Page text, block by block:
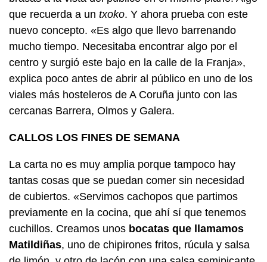
que recuerda a un txoko. Y ahora prueba con este
nuevo concepto. «Es algo que llevo barrenando
mucho tiempo. Necesitaba encontrar algo por el
centro y surgió este bajo en la calle de la Franja»,
explica poco antes de abrir al público en uno de los
viales más hosteleros de A Coruña junto con las
cercanas Barrera, Olmos y Galera.
CALLOS LOS FINES DE SEMANA
La carta no es muy amplia porque tampoco hay
tantas cosas que se puedan comer sin necesidad
de cubiertos. «Servimos cachopos que partimos
previamente en la cocina, que ahí sí que tenemos
cuchillos. Creamos unos bocatas que llamamos
Matildiñas, uno de chipirones fritos, rúcula y salsa